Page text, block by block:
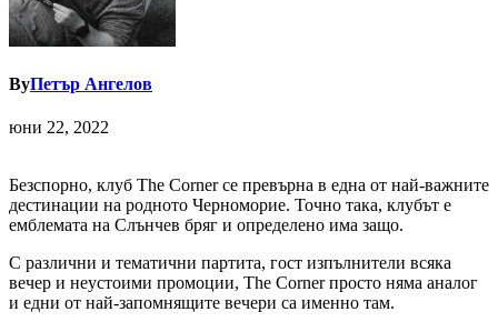
ByПетър Ангелов
юни 22, 2022
Безспорно, клуб The Corner се превърна в една от най-важните
дестинации на родното Черноморие. Точно така, клубът е
емблемата на Слънчев бряг и определено има защо.
С различни и тематични партита, гост изпълнители всяка
вечер и неустоими промоции, The Corner просто няма аналог
и едни от най-запомнящите вечери са именно там.